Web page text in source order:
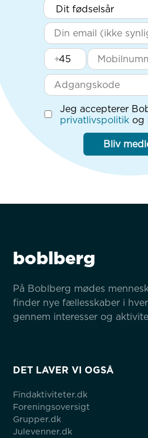
+
Jeg accepterer
privatlivspolitik og
Bliv
boblberg
På Boblberg mødes
finder nye fællesskaber i
gennem interesser og
DET LAVER VI OGSÅ
Findaktiviteter.dk
Foreningsoversigt
Grupper.dk
Julevenner.dk